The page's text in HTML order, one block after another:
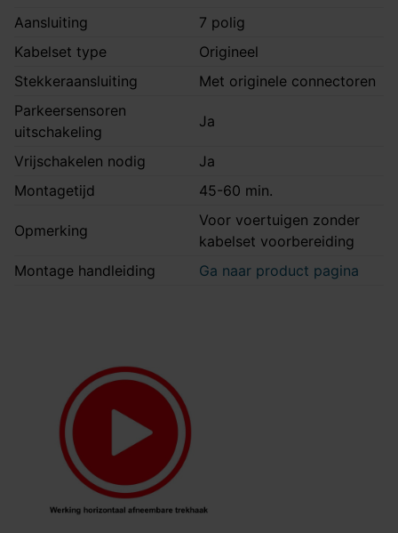
Aansluiting
7 polig
Kabelset type
Origineel
Stekkeraansluiting
Met originele connectoren
Parkeersensoren
uitschakeling
Ja
Vrijschakelen nodig
Ja
Montagetijd
45-60 min.
Opmerking
Voor voertuigen zonder
kabelset voorbereiding
Montage handleiding
Ga naar product pagina